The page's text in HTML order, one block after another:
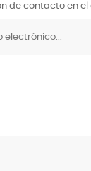
de contacto en el